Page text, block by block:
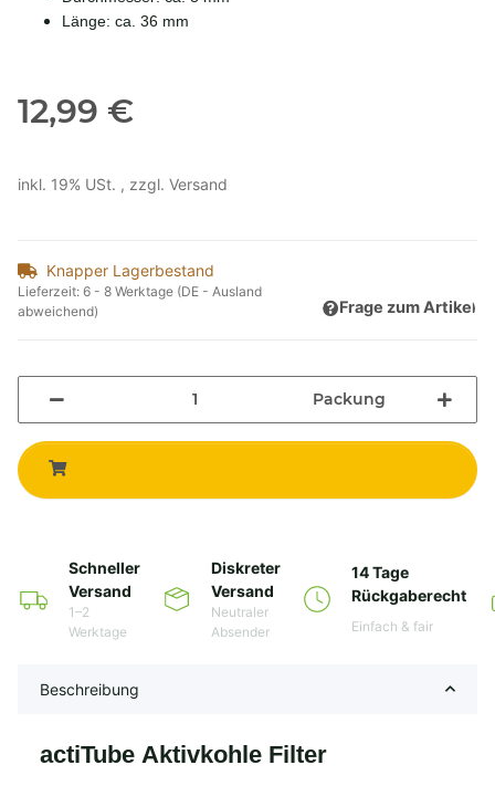
Länge: ca. 36 mm
12,99 €
inkl. 19% USt. , zzgl. Versand
Knapper Lagerbestand
Lieferzeit: 6 - 8 Werktage (DE - Ausland
abweichend)
Frage zum Artikel
Packung
Schneller
Versand
1–2
Werktage
Diskreter
Versand
Neutraler
Absender
14 Tage
Rückgaberecht
Einfach & fair
Beschreibung
actiTube Aktivkohle Filter